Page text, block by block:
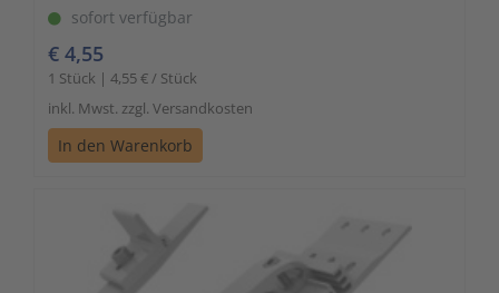
sofort verfügbar
€ 4,55
1 Stück | 4,55 € / Stück
inkl. Mwst. zzgl. Versandkosten
In den Warenkorb